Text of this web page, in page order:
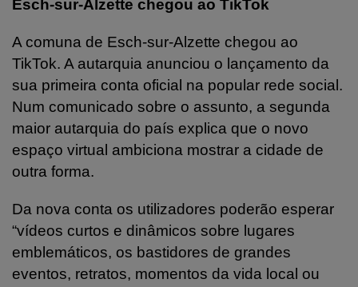
Esch-sur-Alzette chegou ao TikTok
A comuna de Esch-sur-Alzette chegou ao
TikTok. A autarquia anunciou o lançamento da
sua primeira conta oficial na popular rede social.
Num comunicado sobre o assunto, a segunda
maior autarquia do país explica que o novo
espaço virtual ambiciona mostrar a cidade de
outra forma.
Da nova conta os utilizadores poderão esperar
“vídeos curtos e dinâmicos sobre lugares
emblemáticos, os bastidores de grandes
eventos, retratos, momentos da vida local ou